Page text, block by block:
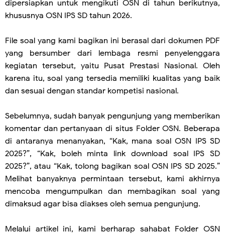
dipersiapkan untuk mengikuti OSN di tahun berikutnya,
khususnya OSN IPS SD tahun 2026.
File soal yang kami bagikan ini berasal dari dokumen PDF
yang bersumber dari lembaga resmi penyelenggara
kegiatan tersebut, yaitu Pusat Prestasi Nasional. Oleh
karena itu, soal yang tersedia memiliki kualitas yang baik
dan sesuai dengan standar kompetisi nasional.
Sebelumnya, sudah banyak pengunjung yang memberikan
komentar dan pertanyaan di situs Folder OSN. Beberapa
di antaranya menanyakan, “Kak, mana soal OSN IPS SD
2025?”, “Kak, boleh minta link download soal IPS SD
2025?”, atau “Kak, tolong bagikan soal OSN IPS SD 2025.”
Melihat banyaknya permintaan tersebut, kami akhirnya
mencoba mengumpulkan dan membagikan soal yang
dimaksud agar bisa diakses oleh semua pengunjung.
Melalui artikel ini, kami berharap sahabat Folder OSN